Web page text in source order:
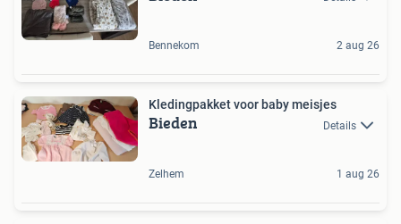
Bennekom 2 aug 26
Kledingpakket voor baby meisjes
Bieden Details
Zelhem 1 aug 26